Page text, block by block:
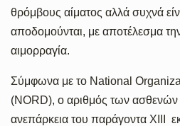
θρόμβους αίματος αλλά συχνά
αποδομούνται, με αποτέλεσμα
αιμορραγία.
Σύμφωνα με το National
(NORD), ο αριθμός των ασθενών
ανεπάρκεια του παράγοντα XIII